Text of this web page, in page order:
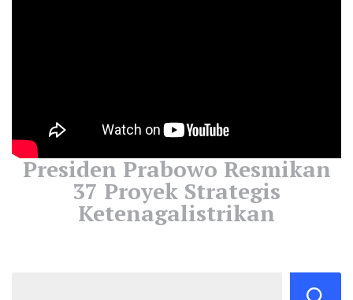
Presiden Prabowo Resmikan
37 Proyek Strategis
Ketenagalistrikan